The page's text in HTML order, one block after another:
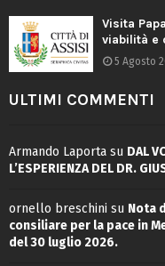
Visita
viabilità e
5 Agosto
ULTIMI COMMENTI
Armando Laporta su DAL
L’ESPERIENZA DEL DR.
ornello breschini su Nota
consiliare per la pace in
del 30 luglio 2026.